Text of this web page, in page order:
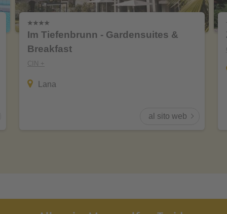
Im Tiefenbrunn - Gardensuites &
Breakfast
CIN +
Lana
al sito web